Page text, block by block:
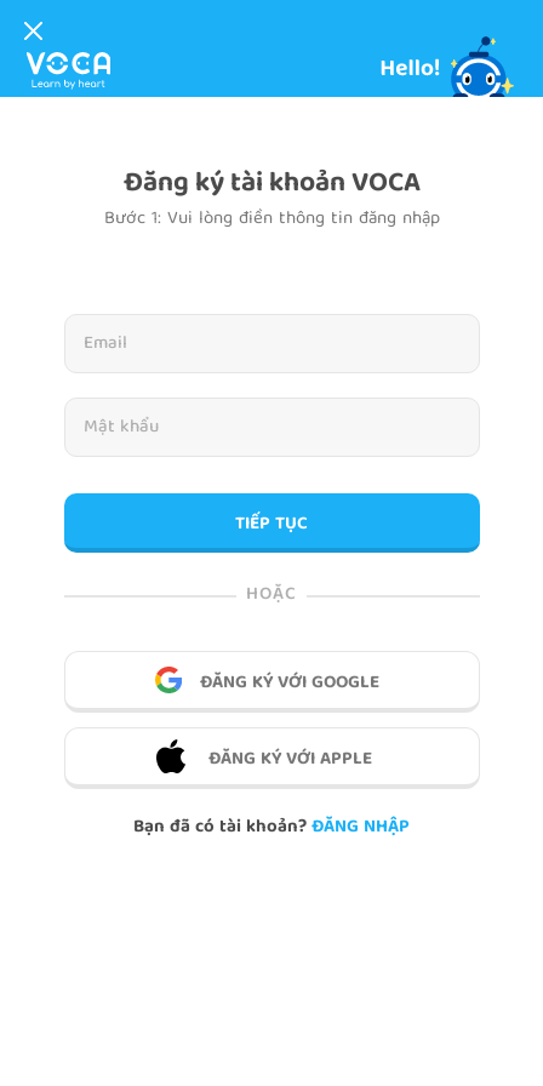
Đăng ký tài khoản VOCA
Bước 1: Vui lòng điền thông tin đăng nhập
TIẾP TỤC
HOẶC
ĐĂNG KÝ VỚI GOOGLE
ĐĂNG KÝ VỚI APPLE
Bạn đã có tài khoản?ĐĂNG NHẬP